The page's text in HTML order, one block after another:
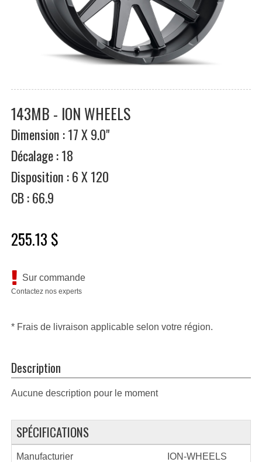
143MB - ION WHEELS
Dimension : 17 X 9.0"
Décalage : 18
Disposition : 6 X 120
CB : 66.9
255.13 $
Sur commande
Contactez nos experts
* Frais de livraison applicable selon votre région.
Description
Aucune description pour le moment
SPÉCIFICATIONS
Manufacturier ION-WHEELS